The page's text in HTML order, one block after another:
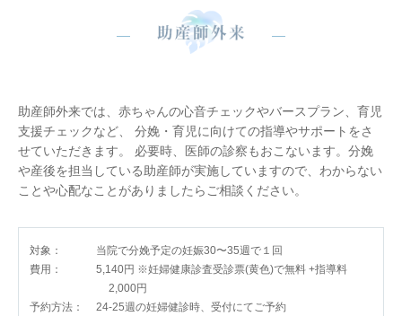
助産師外来では、赤ちゃんの心音チェックやバースプラン、育児
支援チェックなど、 分娩・育児に向けての指導やサポートをさ
せていただきます。 必要時、医師の診察もおこないます。分娩
や産後を担当している助産師が実施していますので、わからない
ことや心配なことがありましたらご相談ください。
対象：
当院で分娩予定の妊娠30〜35週で１回
費用：
5,140円 ※妊婦健康診査受診票(黄色)で無料 +指導料
2,000円
予約方法：
24-25週の妊婦健診時、受付にてご予約